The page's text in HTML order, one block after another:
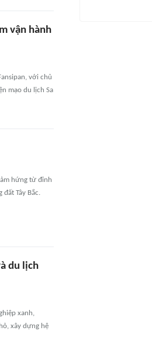
vận hành
với chủ
mạo du lịch Sa
hứng từ đỉnh
Tây Bắc.
du lịch
xanh,
xây dựng hệ